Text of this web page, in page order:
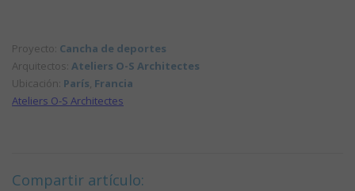
Proyecto: Cancha de deportes
Arquitectos: Ateliers O-S Architectes
Ubicación: París, Francia
Ateliers O-S Architectes
Compartir artículo: